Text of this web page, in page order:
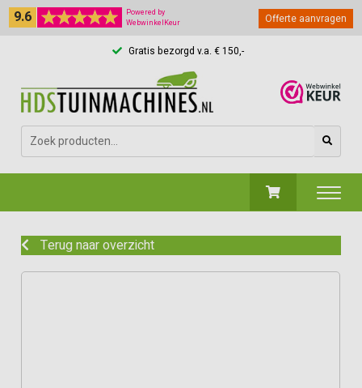
Gratis bezorgd v.a. € 150,-
9.6
Powered by
WebwinkelKeur
Offerte aanvragen
Zoeken
naar:
Terug naar overzicht